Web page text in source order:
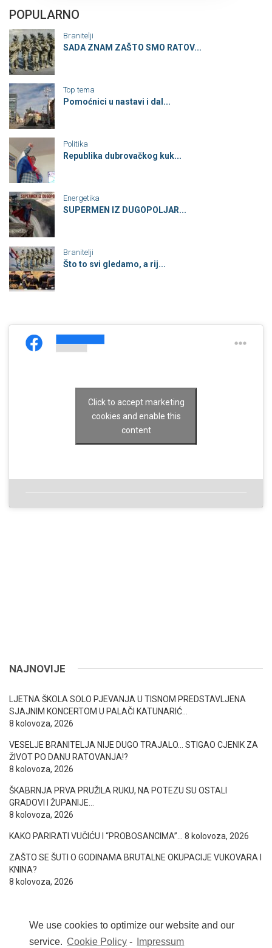
We use cookies to optimize our website and our
service. Cookie Policy - Impressum
POPULARNO
Branitelji
SADA ZNAM ZAŠTO SMO RATOV...
Top tema
Pomoćnici u nastavi i dal...
Politika
Republika dubrovačkog kuk...
Energetika
SUPERMEN IZ DUGOPOLJAR...
Branitelji
Što to svi gledamo, a rij...
Click to accept marketing
cookies and enable this
content
NAJNOVIJE
LJETNA ŠKOLA SOLO PJEVANJA U TISNOM PREDSTAVLJENA
SJAJNIM KONCERTOM U PALAČI KATUNARIĆ…
8 kolovoza, 2026
VESELJE BRANITELJA NIJE DUGO TRAJALO… STIGAO CJENIK ZA
ŽIVOT PO DANU RATOVANJA!?
8 kolovoza, 2026
ŠKABRNJA PRVA PRUŽILA RUKU, NA POTEZU SU OSTALI
GRADOVI I ŽUPANIJE…
8 kolovoza, 2026
KAKO PARIRATI VUČIĆU I “PROBOSANCIMA”… 8 kolovoza, 2026
ZAŠTO SE ŠUTI O GODINAMA BRUTALNE OKUPACIJE VUKOVARA I
KNINA?
8 kolovoza, 2026